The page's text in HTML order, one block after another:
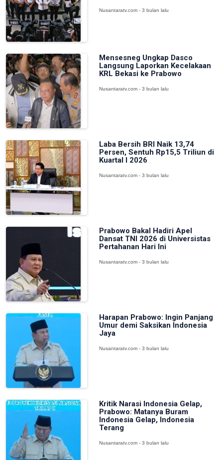
Nusantaratv.com - 3 bulan lalu
Mensesneg Ungkap Dasco
Langsung Laporkan Kecelakaan
KRL Bekasi ke Prabowo
Nusantaratv.com - 3 bulan lalu
Laba Bersih BRI Naik 13,74
Persen, Sentuh Rp15,5 Triliun di
Kuartal I 2026
Nusantaratv.com - 3 bulan lalu
Prabowo Bakal Hadiri Apel
Dansat TNI 2026 di Universistas
Pertahanan Hari Ini
Nusantaratv.com - 3 bulan lalu
Harapan Prabowo: Ingin Panjang
Umur demi Saksikan Indonesia
Jaya
Nusantaratv.com - 3 bulan lalu
Kritik Narasi Indonesia Gelap,
Prabowo: Matanya Buram
Indonesia Gelap, Indonesia
Terang
Nusantaratv.com - 3 bulan lalu